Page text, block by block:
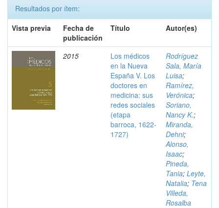
Resultados por ítem:
Vista previa
Fecha de
publicación
Título Autor(es)
2015
Los médicos
en la Nueva
España V. Los
doctores en
medicina: sus
redes sociales
(etapa
barroca, 1622-
1727)
Rodríguez
Sala, María
Luisa;
Ramírez,
Verónica;
Soriano,
Nancy K.;
Miranda,
Dehni;
Alonso,
Isaac;
Pineda,
Tania; Leyte,
Natalia; Tena
Villeda,
Rosalba